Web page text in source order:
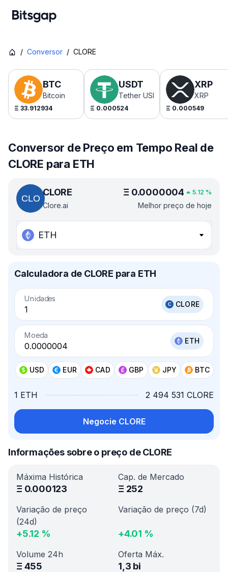
/ Conversor / CLORE
BTC
Bitcoin
Ξ 33.912934
USDT
Tether USDt
Ξ 0.000524
XRP
XRP
Ξ 0.000549
Conversor de Preço em Tempo Real de
CLORE para ETH
CLORE
Clore.ai
Ξ 0.0000004 5.12 %
Melhor preço de hoje
ETH
Calculadora de CLORE para ETH
Unidades
CLORE
Moeda
ETH
USD EUR CAD GBP JPY BTC
1 ETH 2 494 531 CLORE
Negocie CLORE
Informações sobre o preço de CLORE
Máxima Histórica
Ξ 0.000123
Cap. de Mercado
Ξ 252
Variação de preço
(24d)
+5.12 %
Variação de preço (7d)
+4.01 %
Volume 24h
Ξ 455
Oferta Máx.
1,3 bi